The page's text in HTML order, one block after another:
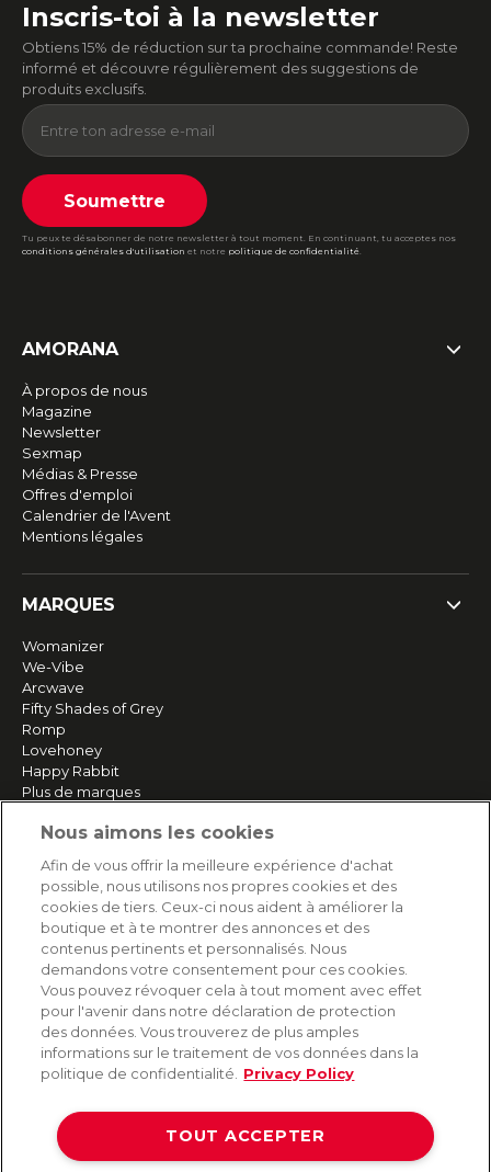
Inscris-toi à la newsletter
Obtiens 15% de réduction sur ta prochaine commande! Reste
informé et découvre régulièrement des suggestions de
produits exclusifs.
Soumettre
Tu peux te désabonner de notre newsletter à tout moment. En continuant, tu acceptes nos
conditions générales d'utilisation et notre politique de confidentialité.
AMORANA
À propos de nous
Magazine
Newsletter
Sexmap
Médias & Presse
Offres d'emploi
Calendrier de l'Avent
Mentions légales
MARQUES
Womanizer
We-Vibe
Arcwave
Fifty Shades of Grey
Romp
Lovehoney
Happy Rabbit
Plus de marques
SERVICE
Livraison rapide et gratuite
Retours & remboursements
Paiement sécurisé
AIDE
Contact
Livraison et expédition
Foire aux questions
Protection des données
Nous aimons les cookies
Afin de vous offrir la meilleure expérience d'achat
possible, nous utilisons nos propres cookies et des
cookies de tiers. Ceux-ci nous aident à améliorer la
boutique et à te montrer des annonces et des
contenus pertinents et personnalisés. Nous
demandons votre consentement pour ces cookies.
Vous pouvez révoquer cela à tout moment avec effet
pour l'avenir dans notre déclaration de protection
des données. Vous trouverez de plus amples
informations sur le traitement de vos données dans la
politique de confidentialité.
Privacy Policy
TOUT ACCEPTER